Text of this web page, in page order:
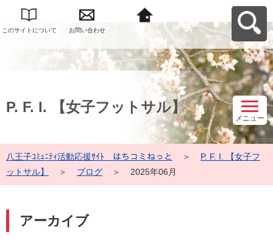
このサイトについて お問い合わせ
援ｻｲﾄ はちコミねっ
P. F. I. 【女子フットサル】
メニュー
八王子ｺﾐｭﾆﾃｨ活動応援ｻｲﾄ はちコミねっと ＞
P. F. I. 【女子フ
ットサル】
＞ ブログ ＞ 2025年06月
アーカイブ